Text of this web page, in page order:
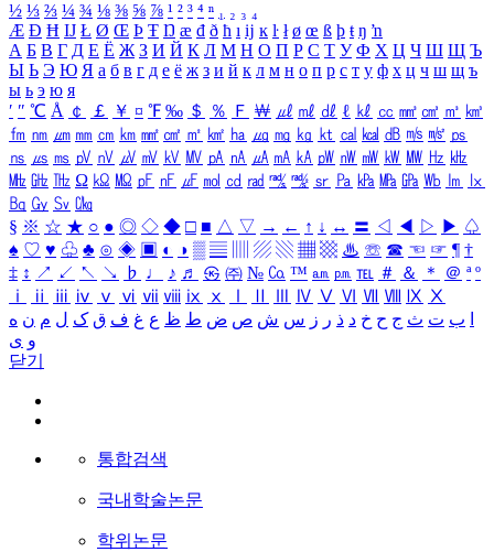
½ ⅓ ⅔ ¼ ¾ ⅛ ⅜ ⅝ ⅞ ¹ ² ³ ⁴ ⁿ ₁ ₂ ₃ ₄
Æ Ð Ħ Ĳ Ł Ø Œ Þ Ŧ Ŋ æ đ ð ħ ı ĳ ĸ ŀ ł ø œ ß þ ŧ ŋ ŉ
А Б В Г Д Е Ё Ж З И Й К Л М Н О П Р С Т У Ф Х Ц Ч Ш Щ Ъ
Ы Ь Э Ю Я а б в г д е ё ж з и й к л м н о п р с т у ф х ц ч ш щ ъ
ы ь э ю я
′ ″ ℃ Å ￠ ￡ ￥ ¤ ℉ ‰ ＄ ％ Ｆ ￦ ㎕ ㎖ ㎗ ℓ ㎘ ㏄ ㎣ ㎤ ㎥ ㎦
㎙ ㎚ ㎛ ㎜ ㎝ ㎞ ㎟ ㎠ ㎡ ㎢ ㏊ ㎍ ㎎ ㎏ ㏏ ㎈ ㎉ ㏈ ㎧ ㎨ ㎰
㎱ ㎲ ㎳ ㎴ ㎵ ㎶ ㎷ ㎸ ㎹ ㎀ ㎁ ㎂ ㎃ ㎄ ㎺ ㎻ ㎽ ㎾ ㎿ ㎐ ㎑
㎒ ㎓ ㎔ Ω ㏀ ㏁ ㎊ ㎋ ㎌ ㏖ ㏅ ㎭ ㎮ ㎯ ㏛ ㎩ ㎪ ㎫ ㎬ ㏝ ㏐
㏓
㏃ ㏉ ㏜ ㏆
§ ※ ☆ ★ ○ ● ◎ ◇ ◆ □ ■ △ ▽ → ← ↑ ↓ ↔ 〓 ◁ ◀ ▷ ▶ ♤
♠ ♡ ♥ ♧ ♣ ⊙ ◈ ▣ ◐ ◑ ▒ ▤ ▨ ▧ ▦ ▩ ♨ ☏ ☎ ☜ ☞ ¶ †
‡ ↕ ↗ ↙ ↖ ↘ ♭ ♩ ♪ ♬ ㉿ ㈜ № ㏇ ™ ㏂ ㏘ ℡ ＃ ＆ ＊ ＠ ª º
ⅰ
ⅱ ⅲ ⅳ ⅴ ⅵ ⅶ ⅷ ⅸ ⅹ Ⅳ Ⅴ Ⅵ Ⅶ Ⅷ Ⅸ Ⅹ
ب ت ث ج ح خ د ذ ر ز س ش ص ض ط ظ ع غ ف ق ک ل م ن ه
و ی
닫기
통합검색
국내학술논문
학위논문